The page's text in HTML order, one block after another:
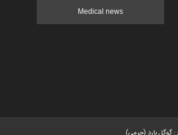
Medical news